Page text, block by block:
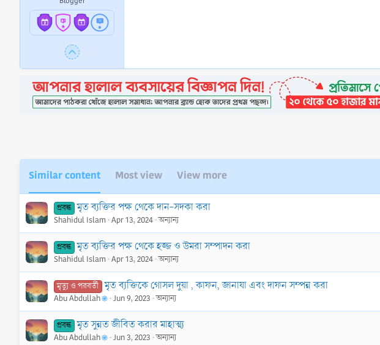
Similar content Most view View more
প্রবন্ধ মৃত ব্যক্তির পক্ষ থেকে দান-সদকা করা
Shahidul Islam Apr 13, 2024 অন্যান্য
প্রবন্ধ মৃত ব্যক্তির পক্ষ থেকে হজ্জ ও উমরা সম্পাদন করা
Shahidul Islam Apr 13, 2024 অন্যান্য
মৃত্যু ও পরবর্তী মৃত ব্যক্তিকে গোসল দুয়া , কাফন, জানাযা এবং দাফন সম্পন্ন করা
Abu Abdullah Jun 9, 2023 অন্যান্য
প্রবন্ধ মৃত সুন্নত জীবিত করার মাহাত্ম্য
Abu Abdullah Jun 3, 2023 অন্যান্য